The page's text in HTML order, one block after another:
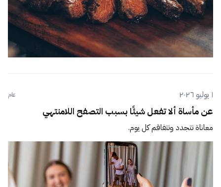
١ يوليو ٢٠٢٦ عام
عن مأساة ألا تفعل شيئًا بسبب التصفح اللامنتهي
معاناة تتجدد وتتفاقم كل يوم.